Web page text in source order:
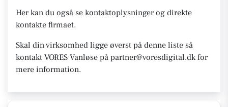
Her kan du også se kontaktoplysninger og direkte
kontakte firmaet.
Skal din virksomhed ligge øverst på denne liste så
kontakt VORES Vanløse på partner@voresdigital.dk for
mere information.